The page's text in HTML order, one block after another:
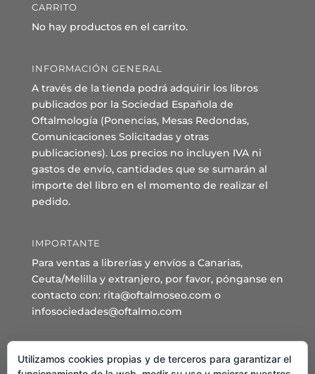
CARRITO
No hay productos en el carrito.
INFORMACIÓN GENERAL
A través de la tienda podrá adquirir los libros
publicados por la Sociedad Española de
Oftalmología (Ponencias, Mesas Redondas,
Comunicaciones Solicitadas y otras
publicaciones). Los precios no incluyen IVA ni
gastos de envío, cantidades que se sumarán al
importe del libro en el momento de realizar el
pedido.
IMPORTANTE
Para ventas a librerías y envíos a Canarias,
Ceuta/Melilla y extranjero, por favor, pónganse en
contacto con: rita@oftalmoseo.com o
infosociedades@oftalmo.com
Sede Administrativa y Secretaría General
Utilizamos cookies propias y de terceros para garantizar el